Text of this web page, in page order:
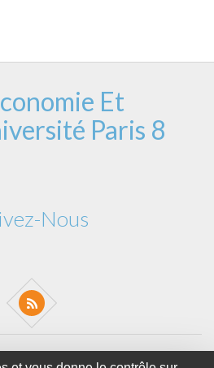
Et
Paris 8
Nous
- 93526 Saint-Denis cedex